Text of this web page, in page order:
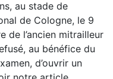
au stade de
de Cologne, le 9
de l’ancien mitrailleur
au bénéfice du
d’ouvrir un